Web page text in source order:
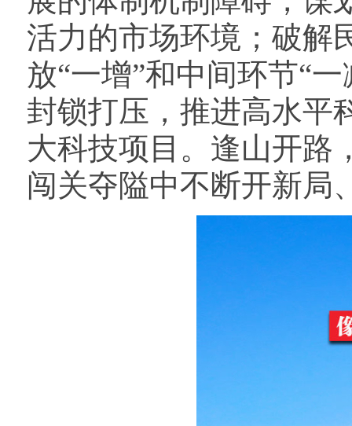
活力的市场环境；破解
放“一增”和中间环节“
封锁打压，推进高水平
大科技项目。逢山开路
闯关夺隘中不断开新局